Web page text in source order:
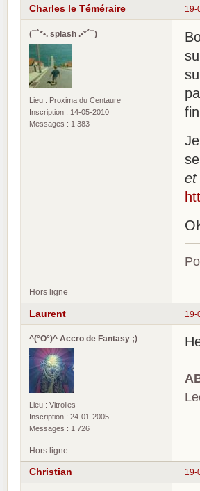
19-
Charles le Téméraire
(¯`*•. splash .•*´¯)
Lieu : Proxima du Centaure
Inscription : 14-05-2010
Messages : 1 383
et
Hors ligne
19-
Laurent
^(°O°)^ Accro de Fantasy ;)
Lieu : Vitrolles
Inscription : 24-01-2005
Messages : 1 726
Hors ligne
19-
Christian